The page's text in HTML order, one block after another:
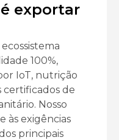
exportar
100%,
IoT, nutrição
certificados de
Nosso
às exigências
principais